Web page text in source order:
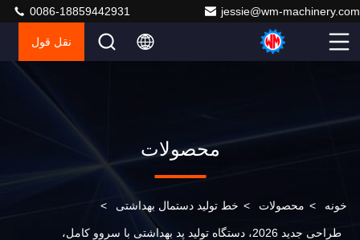
jessie@wm-machinery.com
0086-18859442931
نقل قول
محصولات
خونه > محصولات > خط تولید دستمال بهداشتی >
طراحی جدید 2026، دستگاه تولید پد بهداشتی با سروو کامل،